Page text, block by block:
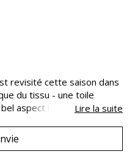
revisité cette saison dans
du tissu - une toile
aspect lin naturel - a été
les références, afin de
polyester recyclé est
Lire la suite